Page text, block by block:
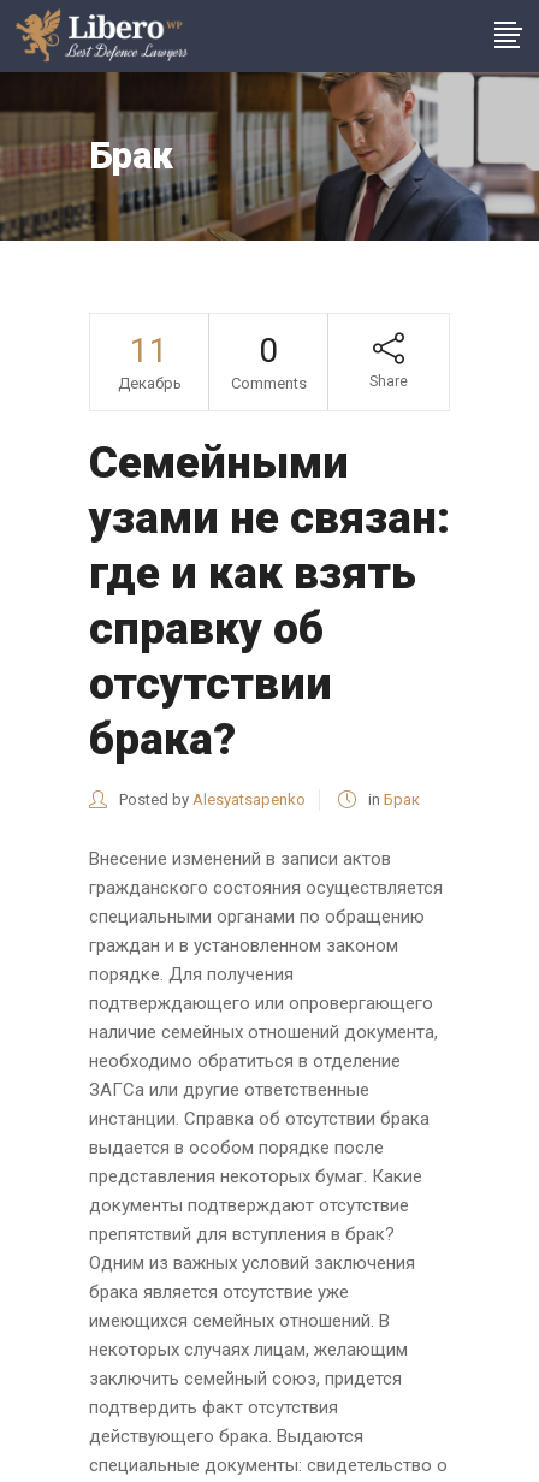
Брак
11
Декабрь
0
Comments Share
Семейными
узами не связан:
где и как взять
справку об
отсутствии
брака?
Posted by Alesyatsapenko in Брак
Внесение изменений в записи актов
гражданского состояния осуществляется
специальными органами по обращению
граждан и в установленном законом
порядке. Для получения
подтверждающего или опровергающего
наличие семейных отношений документа,
необходимо обратиться в отделение
ЗАГСа или другие ответственные
инстанции. Справка об отсутствии брака
выдается в особом порядке после
представления некоторых бумаг. Какие
документы подтверждают отсутствие
препятствий для вступления в брак?
Одним из важных условий заключения
брака является отсутствие уже
имеющихся семейных отношений. В
некоторых случаях лицам, желающим
заключить семейный союз, придется
подтвердить факт отсутствия
действующего брака. Выдаются
специальные документы: свидетельство о